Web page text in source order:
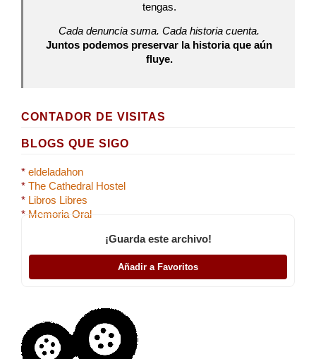
tengas.
Cada denuncia suma. Cada historia cuenta.
Juntos podemos preservar la historia que aún
fluye.
CONTADOR DE VISITAS
BLOGS QUE SIGO
* eldeladahon
* The Cathedral Hostel
* Libros Libres
* Memoria Oral
¡Guarda este archivo!
Añadir a Favoritos